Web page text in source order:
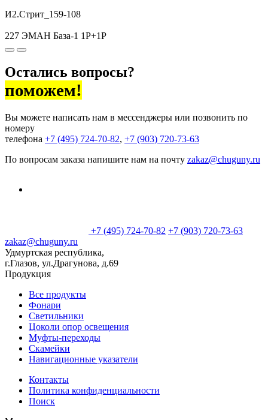
И2.Стрит_159-108
227 ЭМАН База-1 1P+1P
Остались вопросы?
поможем!
Вы можете написать нам в мессенджеры или позвонить по
номеру
телефона +7 (495) 724-70-82, +7 (903) 720-73-63
По вопросам заказа напишите нам на почту zakaz@chuguny.ru
+7 (495) 724-70-82 +7 (903) 720-73-63
zakaz@chuguny.ru
Удмуртская республика,
г.Глазов, ул.Драгунова, д.69
Продукция
Все продукты
Фонари
Светильники
Цоколи опор освещения
Муфты-переходы
Скамейки
Навигационные указатели
Контакты
Политика конфиденциальности
Поиск